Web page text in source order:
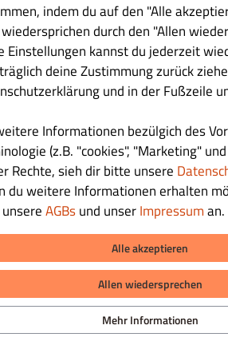
Pasta - Überbacken Spaghetti oder Rigatoni
LIEFERUNG
indem du auf den "Alle
durch den "Allen
Einstellungen kannst du jederzeit
deine Zustimmung zurück
und in der Fußzeile
Informationen bezülgich des
(z.B. "cookies", "Marketing"
Rechte, sieh dir bitte unsere
du weitere Informationen erhalten
AGBsund unserImpressuman.
Alle akzeptieren
Allen wiedersprechen
Mehr Informationen